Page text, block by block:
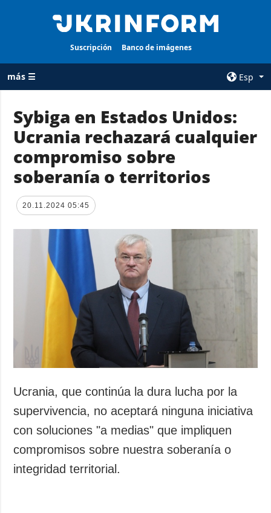
Suscripción Banco de imágenes
más ☰
Esp
TODAS LAS
Guerra
Reconstrucción
de Ucrania
Política
Economía
Defensa
Sociedad y
Cultura
Deportes
Crimen
Desastres y
emergencias
AGENCIA
sobre la agencia
contacto
Política de
ADICIONAL
Podcasts
Publicaciones
Entrevistas
Fotos
SERVICIOS
Suscripción
Banco de
imágenes
Sybiga en Estados Unidos:
Ucrania rechazará cualquier
compromiso sobre
soberanía o territorios
20.11.2024 05:45
Ucrania, que continúa la dura lucha por la
supervivencia, no aceptará ninguna iniciativa
con soluciones "a medias" que impliquen
compromisos sobre nuestra soberanía o
integridad territorial.